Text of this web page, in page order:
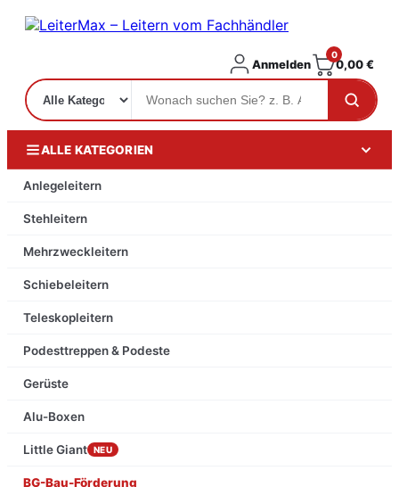
Anmelden
0
0,00€
ALLE KATEGORIEN
Anlegeleitern
Stehleitern
Mehrzweckleitern
Schiebeleitern
Teleskopleitern
Podesttreppen & Podeste
Gerüste
Alu-Boxen
Little Giant NEU
BG-Bau-Förderung